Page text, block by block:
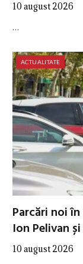
10 august 2026
…
ACTUALITATE
Parcări noi
Ion Pelivan
10 august 2026